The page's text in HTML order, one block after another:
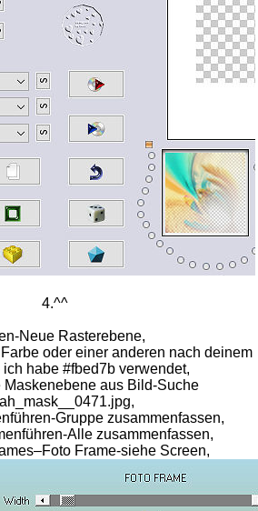
4.^^
Neue Rasterebene,
oder einer anderen nach deinem
habe #fbed7b verwendet,
Maskenebene aus Bild-Suche
Gruppe zusammenfassen,
Alle zusammenfassen,
Frame-siehe Screen,